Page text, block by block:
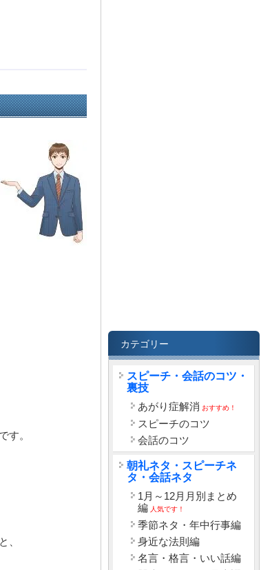
す。
、
カテゴリー
スピーチ・会話のコツ・
裏技
あがり症解消 おすすめ！
スピーチのコツ
会話のコツ
朝礼ネタ・スピーチネ
タ・会話ネタ
1月～12月月別まとめ
編 人気です！
季節ネタ・年中行事編
身近な法則編
名言・格言・いい話編